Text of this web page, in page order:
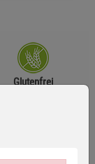
Glutenfrei